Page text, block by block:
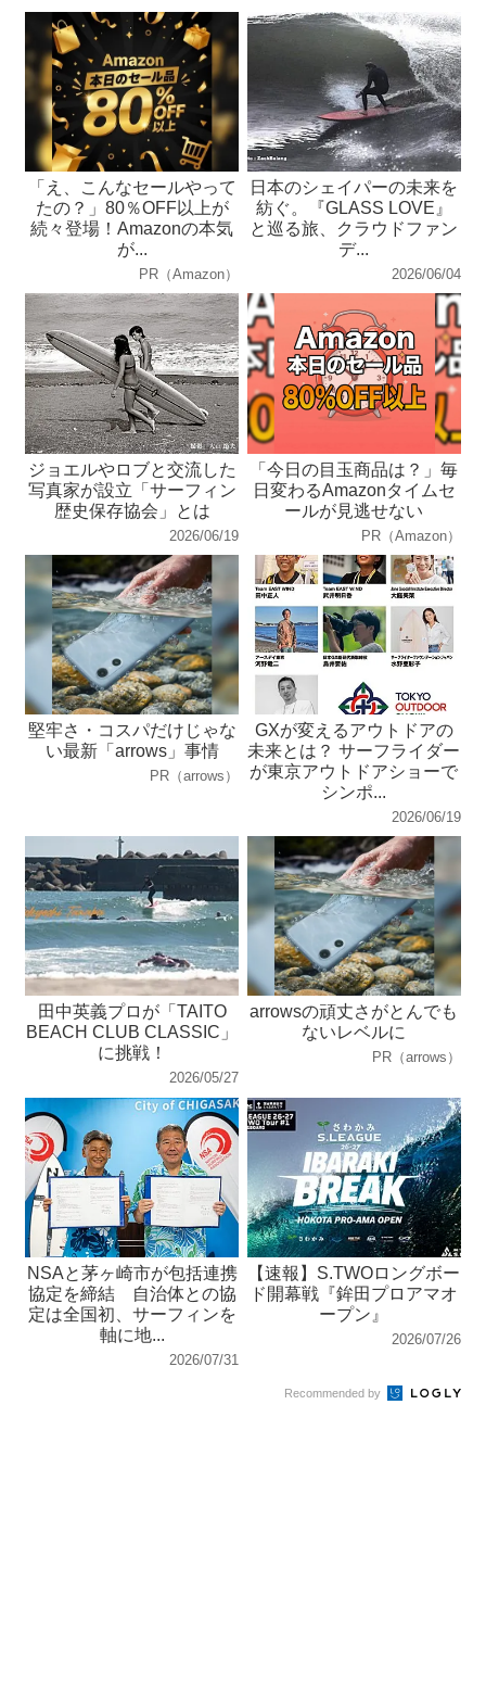
「え、こんなセールやって
たの？」80％OFF以上が
続々登場！Amazonの本気
が...
PR（Amazon）
日本のシェイパーの未来を
紡ぐ。『GLASS LOVE』
と巡る旅、クラウドファン
デ...
2026/06/04
ジョエルやロブと交流した
写真家が設立「サーフィン
歴史保存協会」とは
2026/06/19
「今日の目玉商品は？」毎
日変わるAmazonタイムセ
ールが見逃せない
PR（Amazon）
堅牢さ・コスパだけじゃな
い最新「arrows」事情
PR（arrows）
GXが変えるアウトドアの
未来とは？ サーフライダー
が東京アウトドアショーで
シンポ...
2026/06/19
田中英義プロが「TAITO
BEACH CLUB CLASSIC」
に挑戦！
2026/05/27
arrowsの頑丈さがとんでも
ないレベルに
PR（arrows）
NSAと茅ヶ崎市が包括連携
協定を締結 自治体との協
定は全国初、サーフィンを
軸に地...
2026/07/31
【速報】S.TWOロングボー
ド開幕戦『鉾田プロアマオ
ープン』
2026/07/26
Recommended by